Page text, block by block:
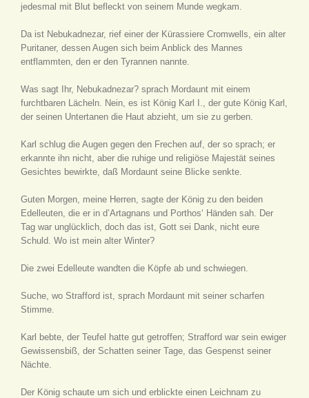
jedesmal mit Blut befleckt von seinem Munde wegkam.
Da ist Nebukadnezar, rief einer der Kürassiere Cromwells, ein alter
Puritaner, dessen Augen sich beim Anblick des Mannes
entflammten, den er den Tyrannen nannte.
Was sagt Ihr, Nebukadnezar? sprach Mordaunt mit einem
furchtbaren Lächeln. Nein, es ist König Karl I., der gute König Karl,
der seinen Untertanen die Haut abzieht, um sie zu gerben.
Karl schlug die Augen gegen den Frechen auf, der so sprach; er
erkannte ihn nicht, aber die ruhige und religiöse Majestät seines
Gesichtes bewirkte, daß Mordaunt seine Blicke senkte.
Guten Morgen, meine Herren, sagte der König zu den beiden
Edelleuten, die er in d’Artagnans und Porthos‘ Händen sah. Der
Tag war unglücklich, doch das ist, Gott sei Dank, nicht eure
Schuld. Wo ist mein alter Winter?
Die zwei Edelleute wandten die Köpfe ab und schwiegen.
Suche, wo Strafford ist, sprach Mordaunt mit seiner scharfen
Stimme.
Karl bebte, der Teufel hatte gut getroffen; Strafford war sein ewiger
Gewissensbiß, der Schatten seiner Tage, das Gespenst seiner
Nächte.
Der König schaute um sich und erblickte einen Leichnam zu